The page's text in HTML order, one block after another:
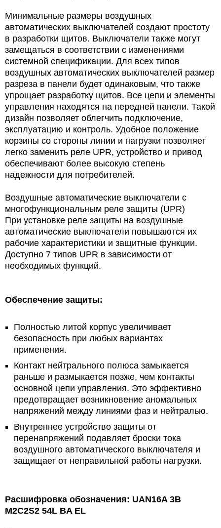
Минимальные размеры воздушных
автоматических выключателей создают простоту
в разработки щитов. Выключатели также могут
замещаться в соответствии с изменениями
системной спецификации. Для всех типов
воздушных автоматических выключателей размер
разреза в панели будет одинаковым, что также
упрощает разработку щитов. Все цепи и элементы
управления находятся на передней панели. Такой
дизайн позволяет облегчить подключение,
эксплуатацию и контроль. Удобное положение
корзины со стороны линии и нагрузки позволяет
легко заменить реле UPR, устройство и привод
обеспечивают более высокую степень
надежности для потребителей.
Воздушные автоматические выключатели с
многофункциональным реле защиты (UPR)
При установке реле защиты на воздушные
автоматические выключатели повышаются их
рабочие характеристики и защитные функции.
Доступно 7 типов UPR в зависимости от
необходимых функций.
Обеспечение защиты:
Полностью литой корпус увеличивает
безопасность при любых вариантах
применения.
Контакт нейтрального полюса замыкается
раньше и размыкается позже, чем контакты
основной цепи управления. Это эффективно
предотвращает возникновение аномальных
напряжений между линиями фаз и нейтралью.
Внутреннее устройство защиты от
перенапряжений подавляет броски тока
воздушного автоматического выключателя и
защищает от неправильной работы нагрузки.
Расшифровка обозначения: UAN16A 3B
M2C2S2 54L BA EL